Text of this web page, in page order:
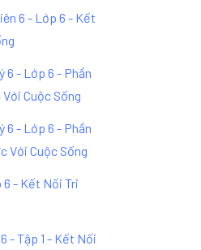
6 - Lớp 6 - Kết
6 - Lớp 6 - Phần
Cuộc Sống
6 - Lớp 6 - Phần
Với Cuộc Sống
6 - Kết Nối Tri
- Tập 1 - Kết Nối